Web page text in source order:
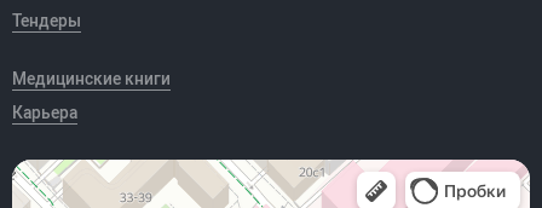
Тендеры
Медицинские книги
Карьера